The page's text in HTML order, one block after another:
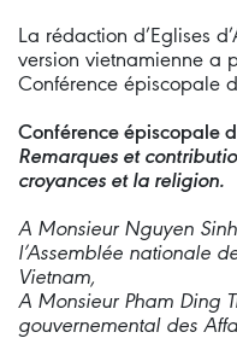
La rédaction d’Eglises
version vietnamienne a
Conférence épiscopale
Conférence épiscopale
Remarques et
croyances et la religion.
A Monsieur Nguyen
l’Assemblée nationale
Vietnam,
A Monsieur Pham Ding
gouvernemental des